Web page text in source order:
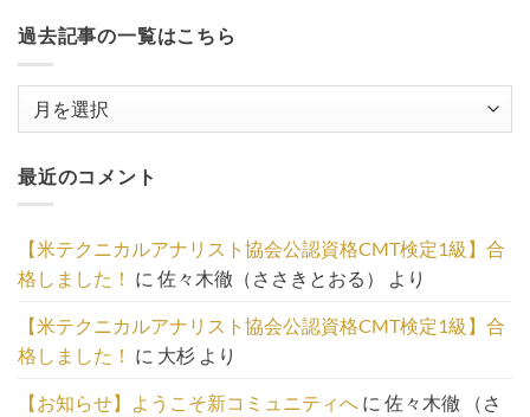
過去記事の一覧はこちら
事
の
覧
は
こ
ち
ら
最近のコメント
【米テクニカルアナリスト協会公認資格CMT検定1級】合
格しました！ に 佐々木徹（ささきとおる） より
【米テクニカルアナリスト協会公認資格CMT検定1級】合
格しました！ に 大杉 より
【お知らせ】ようこそ新コミュニティへ に 佐々木徹 （さ